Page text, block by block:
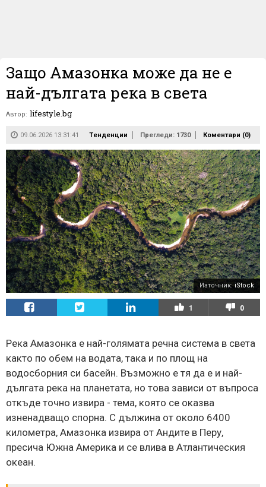
Защо Амазонка може да не е
най-дългата река в света
Автор: lifestyle.bg
09.06.2026 13:31:41 Тенденции Прегледи: 1730 Коментари (0)
Източник: iStock
1 0
Река Амазонка е най-голямата речна система в света
както по обем на водата, така и по площ на
водосборния си басейн. Възможно е тя да е и най-
дългата река на планетата, но това зависи от въпроса
откъде точно извира - тема, която се оказва
изненадващо спорна. С дължина от около 6400
километра, Амазонка извира от Андите в Перу,
пресича Южна Америка и се влива в Атлантическия
океан.